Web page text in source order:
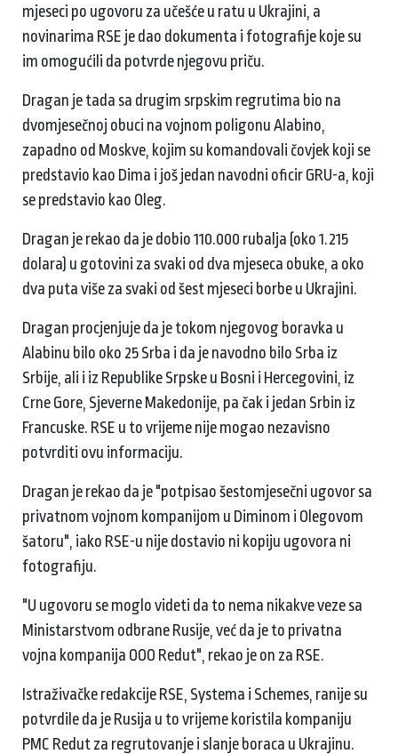
mjeseci po ugovoru za učešće u ratu u Ukrajini, a
novinarima RSE je dao dokumenta i fotografije koje su
im omogućili da potvrde njegovu priču.
Dragan je tada sa drugim srpskim regrutima bio na
dvomjesečnoj obuci na vojnom poligonu Alabino,
zapadno od Moskve, kojim su komandovali čovjek koji se
predstavio kao Dima i još jedan navodni oficir GRU-a, koji
se predstavio kao Oleg.
Dragan je rekao da je dobio 110.000 rubalja (oko 1.215
dolara) u gotovini za svaki od dva mjeseca obuke, a oko
dva puta više za svaki od šest mjeseci borbe u Ukrajini.
Dragan procjenjuje da je tokom njegovog boravka u
Alabinu bilo oko 25 Srba i da je navodno bilo Srba iz
Srbije, ali i iz Republike Srpske u Bosni i Hercegovini, iz
Crne Gore, Sjeverne Makedonije, pa čak i jedan Srbin iz
Francuske. RSE u to vrijeme nije mogao nezavisno
potvrditi ovu informaciju.
Dragan je rekao da je "potpisao šestomjesečni ugovor sa
privatnom vojnom kompanijom u Diminom i Olegovom
šatoru", iako RSE-u nije dostavio ni kopiju ugovora ni
fotografiju.
"U ugovoru se moglo videti da to nema nikakve veze sa
Ministarstvom odbrane Rusije, već da je to privatna
vojna kompanija OOO Redut", rekao je on za RSE.
Istraživačke redakcije RSE, Systema i Schemes, ranije su
potvrdile da je Rusija u to vrijeme koristila kompaniju
PMC Redut za regrutovanje i slanje boraca u Ukrajinu.